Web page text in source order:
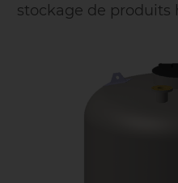
stockage de produits